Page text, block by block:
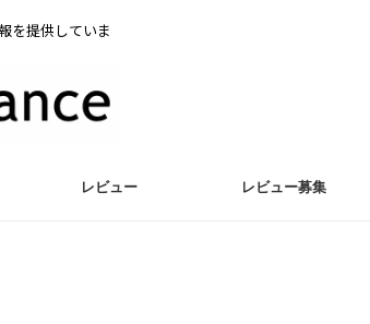
を提供していま
レビュー レビュー募集